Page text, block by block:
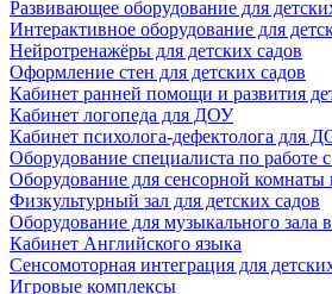
Развивающее оборудование для
Интерактивное оборудование для
Нейротренажёры для детских садов
Оформление стен для детских садов
Кабинет ранней помощи и развития
Кабинет логопеда для ДОУ
Кабинет психолога-дефектолога для
Оборудование специалиста по
Оборудование для сенсорной комнаты
Физкультурный зал для детских садов
Оборудование для музыкального зала
Кабинет Английского языка
Сенсомоторная интеграция для
Игровые комплексы